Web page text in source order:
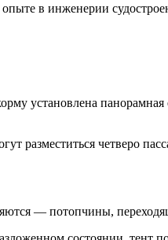
в инженерии
установлена
разместиться четверо
— потопчины,